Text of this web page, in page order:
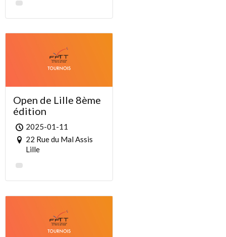
Open de Lille 8ème
édition
2025-01-11
22 Rue du Mal Assis
Lille